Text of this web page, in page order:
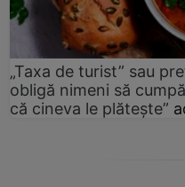
„Taxa de turist” sau
obligă nimeni să
că cineva le plătește”